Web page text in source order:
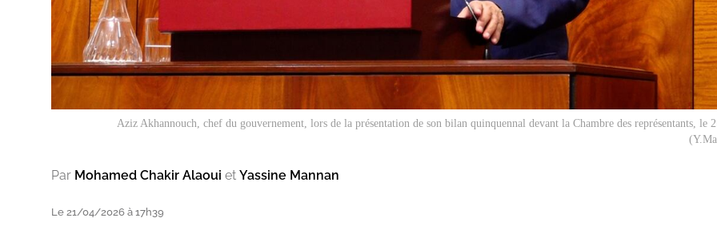
Aziz Akhannouch, chef du gouvernement, lors de la présentation de son bilan quinquennal devant la Chambre des représentants, le
Par Mohamed Chakir Alaoui et Yassine Mannan
Le 21/04/2026 à 17h39